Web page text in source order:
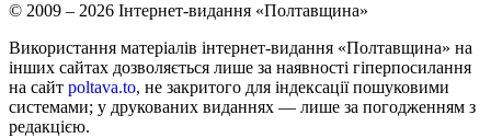
© 2009 – 2026 Інтернет-видання «Полтавщина»
Використання матеріалів інтернет-видання «Полтавщина» на
інших сайтах дозволяється лише за наявності гіперпосилання
на сайт poltava.to, не закритого для індексації пошуковими
системами; у друкованих виданнях — лише за погодженням з
редакцією.